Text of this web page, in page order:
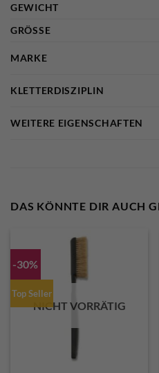
GEWICHT
GRÖSSE
MARKE
KLETTERDISZIPLIN
WEITERE EIGENSCHAFTEN
DAS KÖNNTE DIR AUCH
-30%
Top Seller
NICHT VORRÄTIG